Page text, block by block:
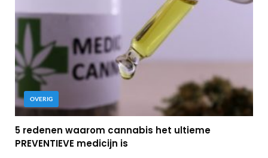
OVERIG
5 redenen waarom cannabis het ultieme
PREVENTIEVE medicijn is